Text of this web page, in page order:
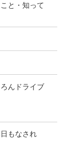
と・知って
んドライブ
もなされ